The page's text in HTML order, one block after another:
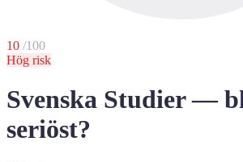
10 /100
Hög risk
Svenska Studier —
seriöst?